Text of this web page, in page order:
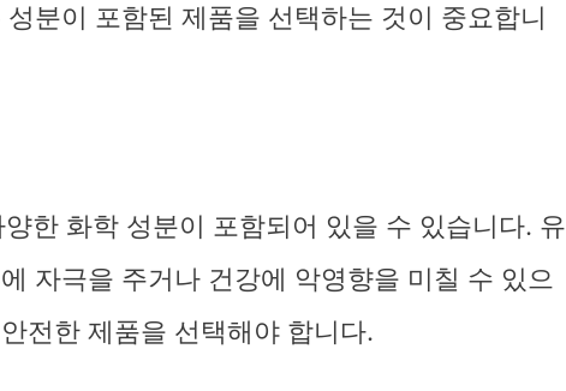
분이 포함된 제품을 선택하는 것이 중요합니
한 화학 성분이 포함되어 있을 수 있습니다. 유
자극을 주거나 건강에 악영향을 미칠 수 있으
전한 제품을 선택해야 합니다.